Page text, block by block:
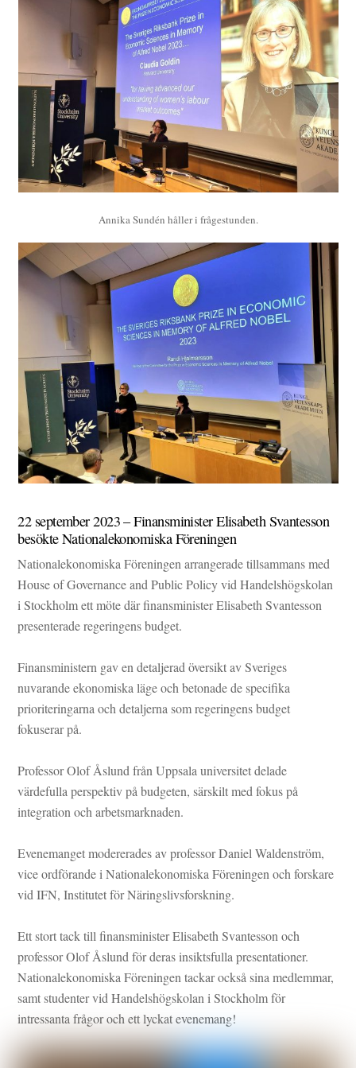
Annika Sundén håller i frågestunden.
22 september 2023 – Finansminister Elisabeth Svantesson
besökte Nationalekonomiska Föreningen
Nationalekonomiska Föreningen arrangerade tillsammans med
House of Governance and Public Policy vidHandelshögskolan
i Stockholmett möte där finansministerElisabeth Svantesson
presenterade regeringens budget.
Finansministern gav en detaljerad översikt av Sveriges
nuvarande ekonomiska läge och betonade de specifika
prioriteringarna och detaljerna som regeringens budget
fokuserar på.
Professor Olof Åslund frånUppsala universitetdelade
värdefulla perspektiv på budgeten, särskilt med fokus på
integration och arbetsmarknaden.
Evenemanget modererades av professor Daniel Waldenström,
vice ordförande i Nationalekonomiska Föreningen och forskare
vidIFN, Institutet för Näringslivsforskning.
Ett stort tack till finansminister Elisabeth Svantesson och
professor Olof Åslund för deras insiktsfulla presentationer.
Nationalekonomiska Föreningen tackar också sina medlemmar,
samt studenter vid Handelshögskolan i Stockholm för
intressanta frågor och ett lyckat evenemang!